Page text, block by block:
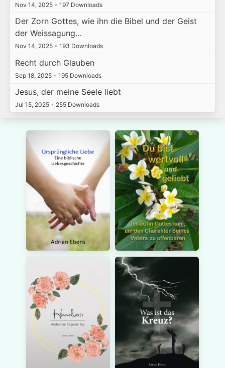
Nov 14, 2025 • 197 Downloads
Der Zorn Gottes, wie ihn die Bibel und der Geist
der Weissagung…
Nov 14, 2025 • 193 Downloads
Recht durch Glauben
Sep 18, 2025 • 195 Downloads
Jesus, der meine Seele liebt
Jul 15, 2025 • 255 Downloads